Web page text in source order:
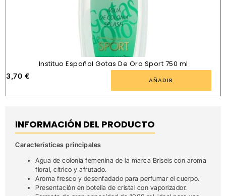
Instituo Español Gotas De Oro Sport 750 ml
3,70 € AÑADIR
INFORMACIÓN DEL PRODUCTO
Características principales
Agua de colonia femenina de la marca Briseis con aroma
floral, cítrico y afrutado.
Aroma fresco y desenfadado para perfumar el cuerpo.
Presentación en botella de cristal con vaporizador.